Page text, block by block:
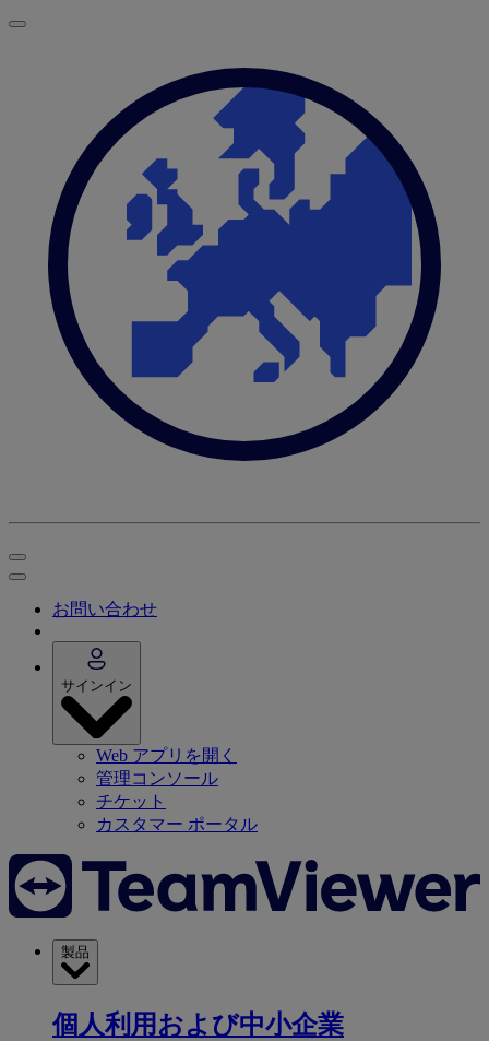
お問い合わせ
サインイン
Web アプリを開く
管理コンソール
チケット
カスタマー ポータル
製品
個人利用および中小企業